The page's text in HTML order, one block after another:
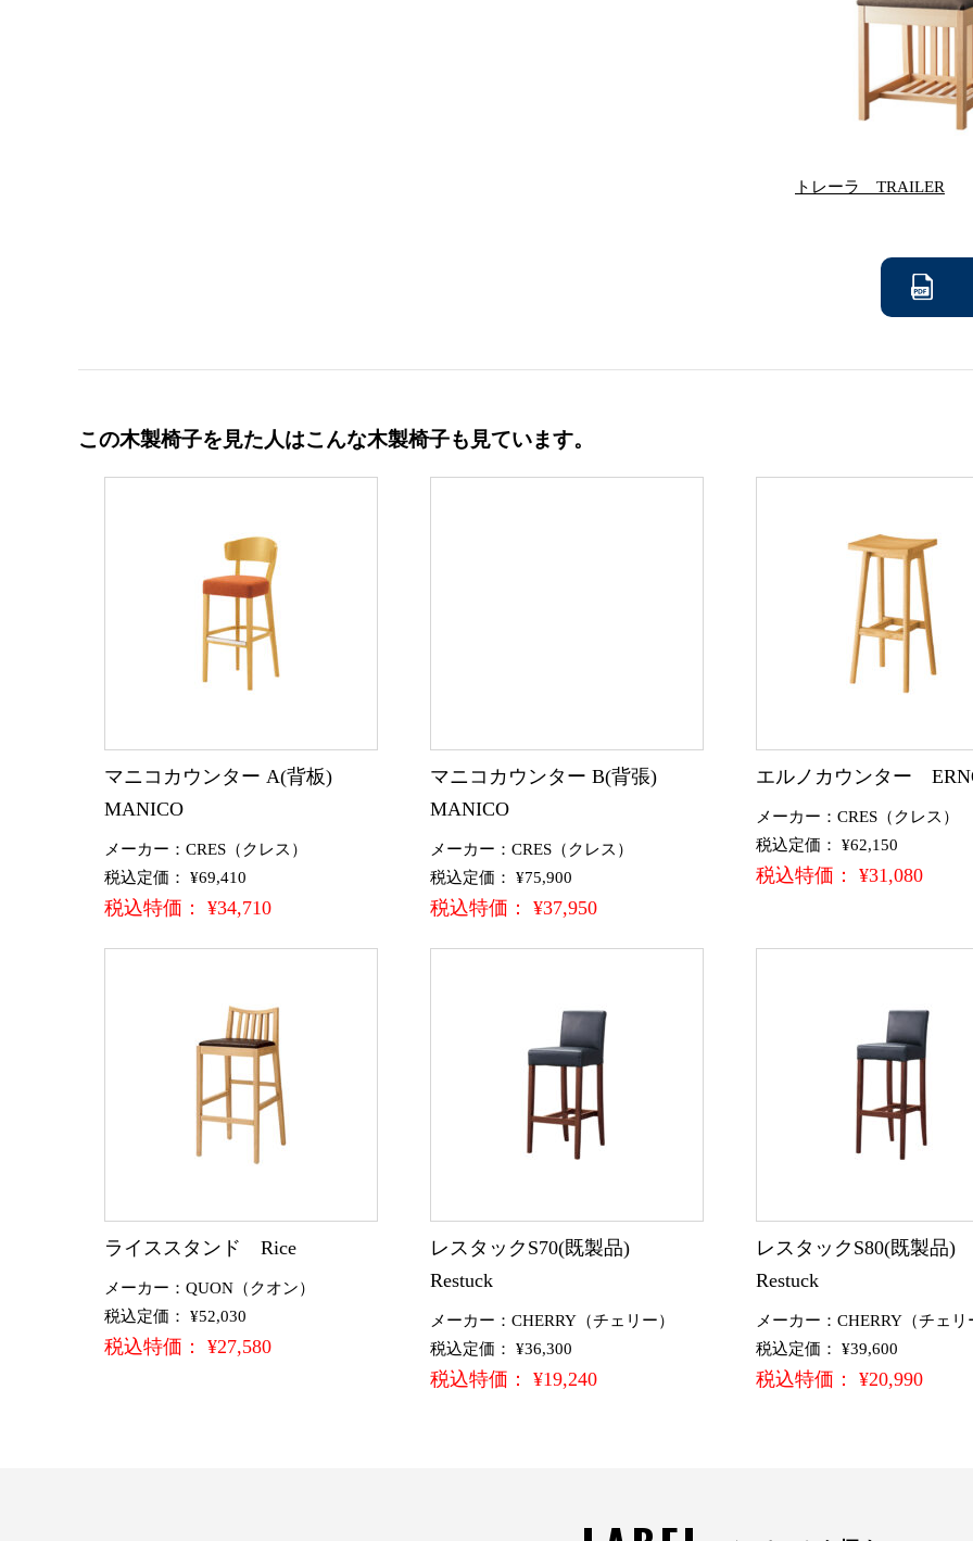
トレーラ TRAILER
この木製椅子を見た人はこんな木製椅子も見ています。
マニコカウンター A(背板)
MANICO
メーカー：CRES（クレス）
税込定価： ¥69,410
税込特価： ¥34,710
マニコカウンター B(背張)
MANICO
メーカー：CRES（クレス）
税込定価： ¥75,900
税込特価： ¥37,950
エルノカウンター
メーカー：CRES（クレス）
税込定価： ¥62,150
税込特価： ¥31,080
ライススタンド Rice
メーカー：QUON（クオン）
税込定価： ¥52,030
税込特価： ¥27,580
レスタックS70(既製品)
Restuck
メーカー：CHERRY（チェリー）
税込定価： ¥36,300
税込特価： ¥19,240
レスタックS80(既製品
Restuck
メーカー：CHERRY（チェリ
税込定価： ¥39,600
税込特価： ¥20,990